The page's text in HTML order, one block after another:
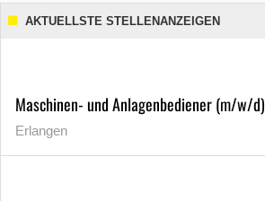
AKTUELLSTE STELLENANZEIGEN
Maschinen- und Anlagenbediener (m/w/d)
Erlangen